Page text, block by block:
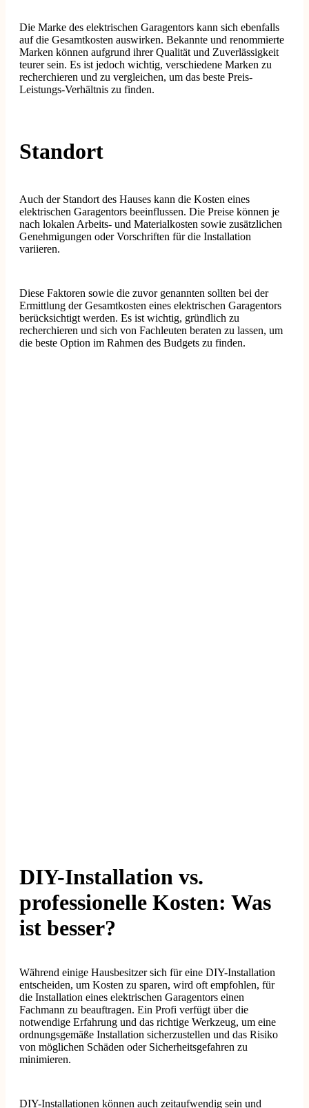
Die Marke des elektrischen Garagentors kann sich ebenfalls
auf die Gesamtkosten auswirken. Bekannte und renommierte
Marken können aufgrund ihrer Qualität und Zuverlässigkeit
teurer sein. Es ist jedoch wichtig, verschiedene Marken zu
recherchieren und zu vergleichen, um das beste Preis-
Leistungs-Verhältnis zu finden.
Standort
Auch der Standort des Hauses kann die Kosten eines
elektrischen Garagentors beeinflussen. Die Preise können je
nach lokalen Arbeits- und Materialkosten sowie zusätzlichen
Genehmigungen oder Vorschriften für die Installation
variieren.
Diese Faktoren sowie die zuvor genannten sollten bei der
Ermittlung der Gesamtkosten eines elektrischen Garagentors
berücksichtigt werden. Es ist wichtig, gründlich zu
recherchieren und sich von Fachleuten beraten zu lassen, um
die beste Option im Rahmen des Budgets zu finden.
DIY-Installation vs.
professionelle Kosten: Was
ist besser?
Während einige Hausbesitzer sich für eine DIY-Installation
entscheiden, um Kosten zu sparen, wird oft empfohlen, für
die Installation eines elektrischen Garagentors einen
Fachmann zu beauftragen. Ein Profi verfügt über die
notwendige Erfahrung und das richtige Werkzeug, um eine
ordnungsgemäße Installation sicherzustellen und das Risiko
von möglichen Schäden oder Sicherheitsgefahren zu
minimieren.
DIY-Installationen können auch zeitaufwendig sein und